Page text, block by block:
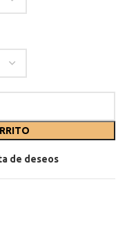
de deseos